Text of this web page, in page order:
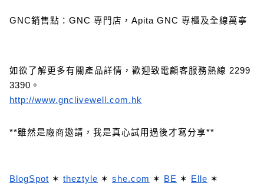
GNC銷售點：GNC 專門店，Apita GNC 專櫃及全線萬寧
如欲了解更多有關產品詳情，歡迎致電顧客服務熱線 2299
3390。
http://www.gnclivewell.com.hk
**雖然是廠商邀請，我是真心試用過後才寫分享**
BlogSpot ✶ theztyle ✶ she.com ✶ BE ✶ Elle ✶